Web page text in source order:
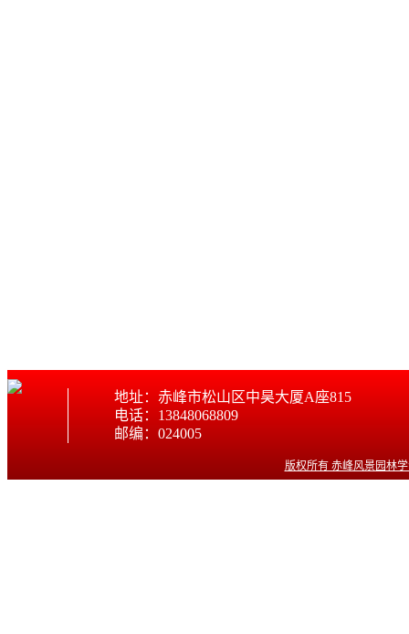
地址：赤峰市松山区中昊大厦A座815
电话：13848068809
邮编：024005
版权所有 赤峰风景园林